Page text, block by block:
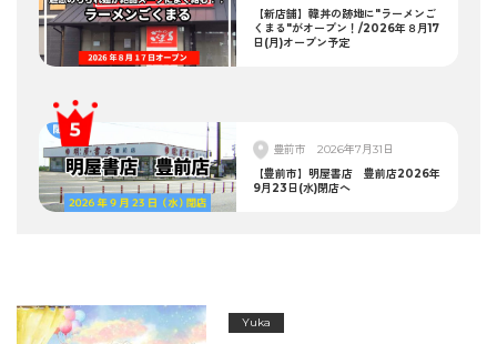
【新店舗】韓丼の跡地に"ラーメンご
くまる"がオープン！/2026年８月17
日(月)オープン予定
豊前市
2026年7月31日
【豊前市】明屋書店 豊前店2026年
9月23日(水)閉店へ
Yuka